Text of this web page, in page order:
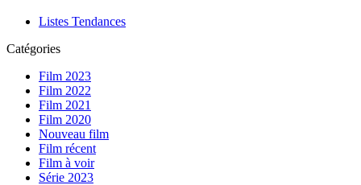
Listes Tendances
Catégories
Film 2023
Film 2022
Film 2021
Film 2020
Nouveau film
Film récent
Film à voir
Série 2023